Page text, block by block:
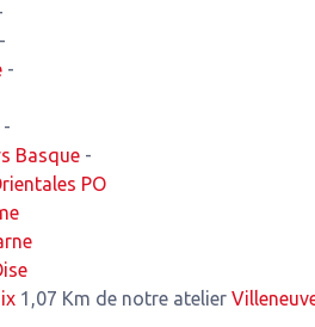
-
-
-
Basque -
PO
de notre atelierVilleneuve-d'Ascq